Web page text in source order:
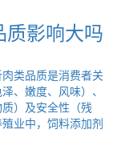
影响大吗
类品质是消费者关
、嫩度、风味）、
）及安全性（残
业中，饲料添加剂